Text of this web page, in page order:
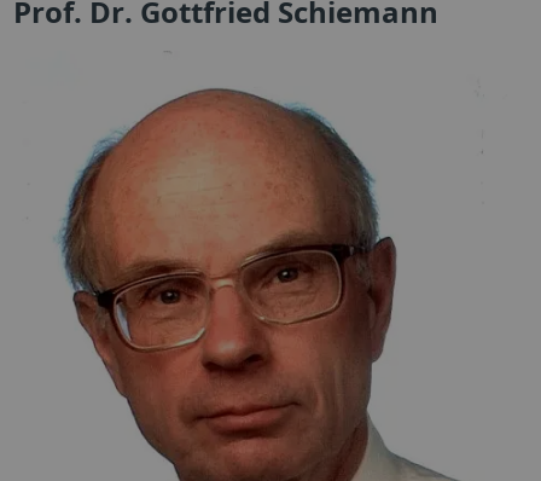
Prof. Dr. Gottfried Schiemann